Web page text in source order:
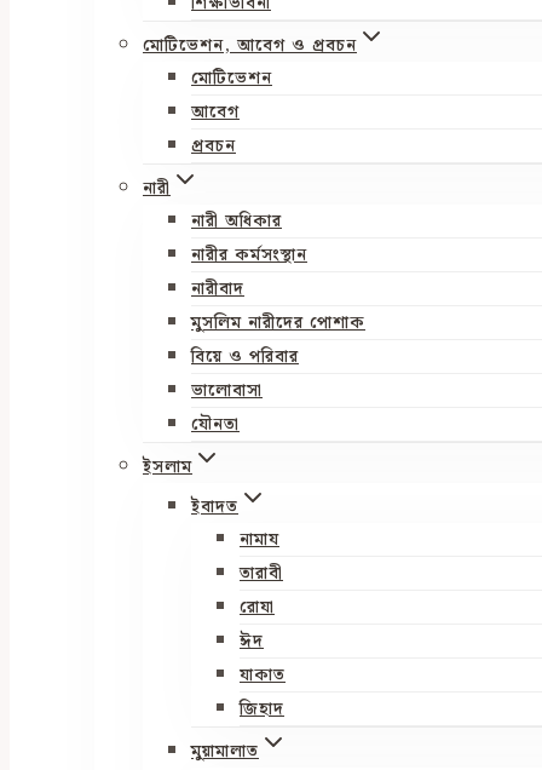
মোটিভেশন, আবেগ ও প্রবচন
মোটিভেশন
আবেগ
প্রবচন
নারী
নারী অধিকার
নারীর কর্মসংস্থান
নারীবাদ
মুসলিম নারীদের পোশাক
বিয়ে ও পরিবার
ভালোবাসা
যৌনতা
ইসলাম
ইবাদত
নামায
তারাবী
রোযা
ঈদ
যাকাত
জিহাদ
মুয়ামালাত